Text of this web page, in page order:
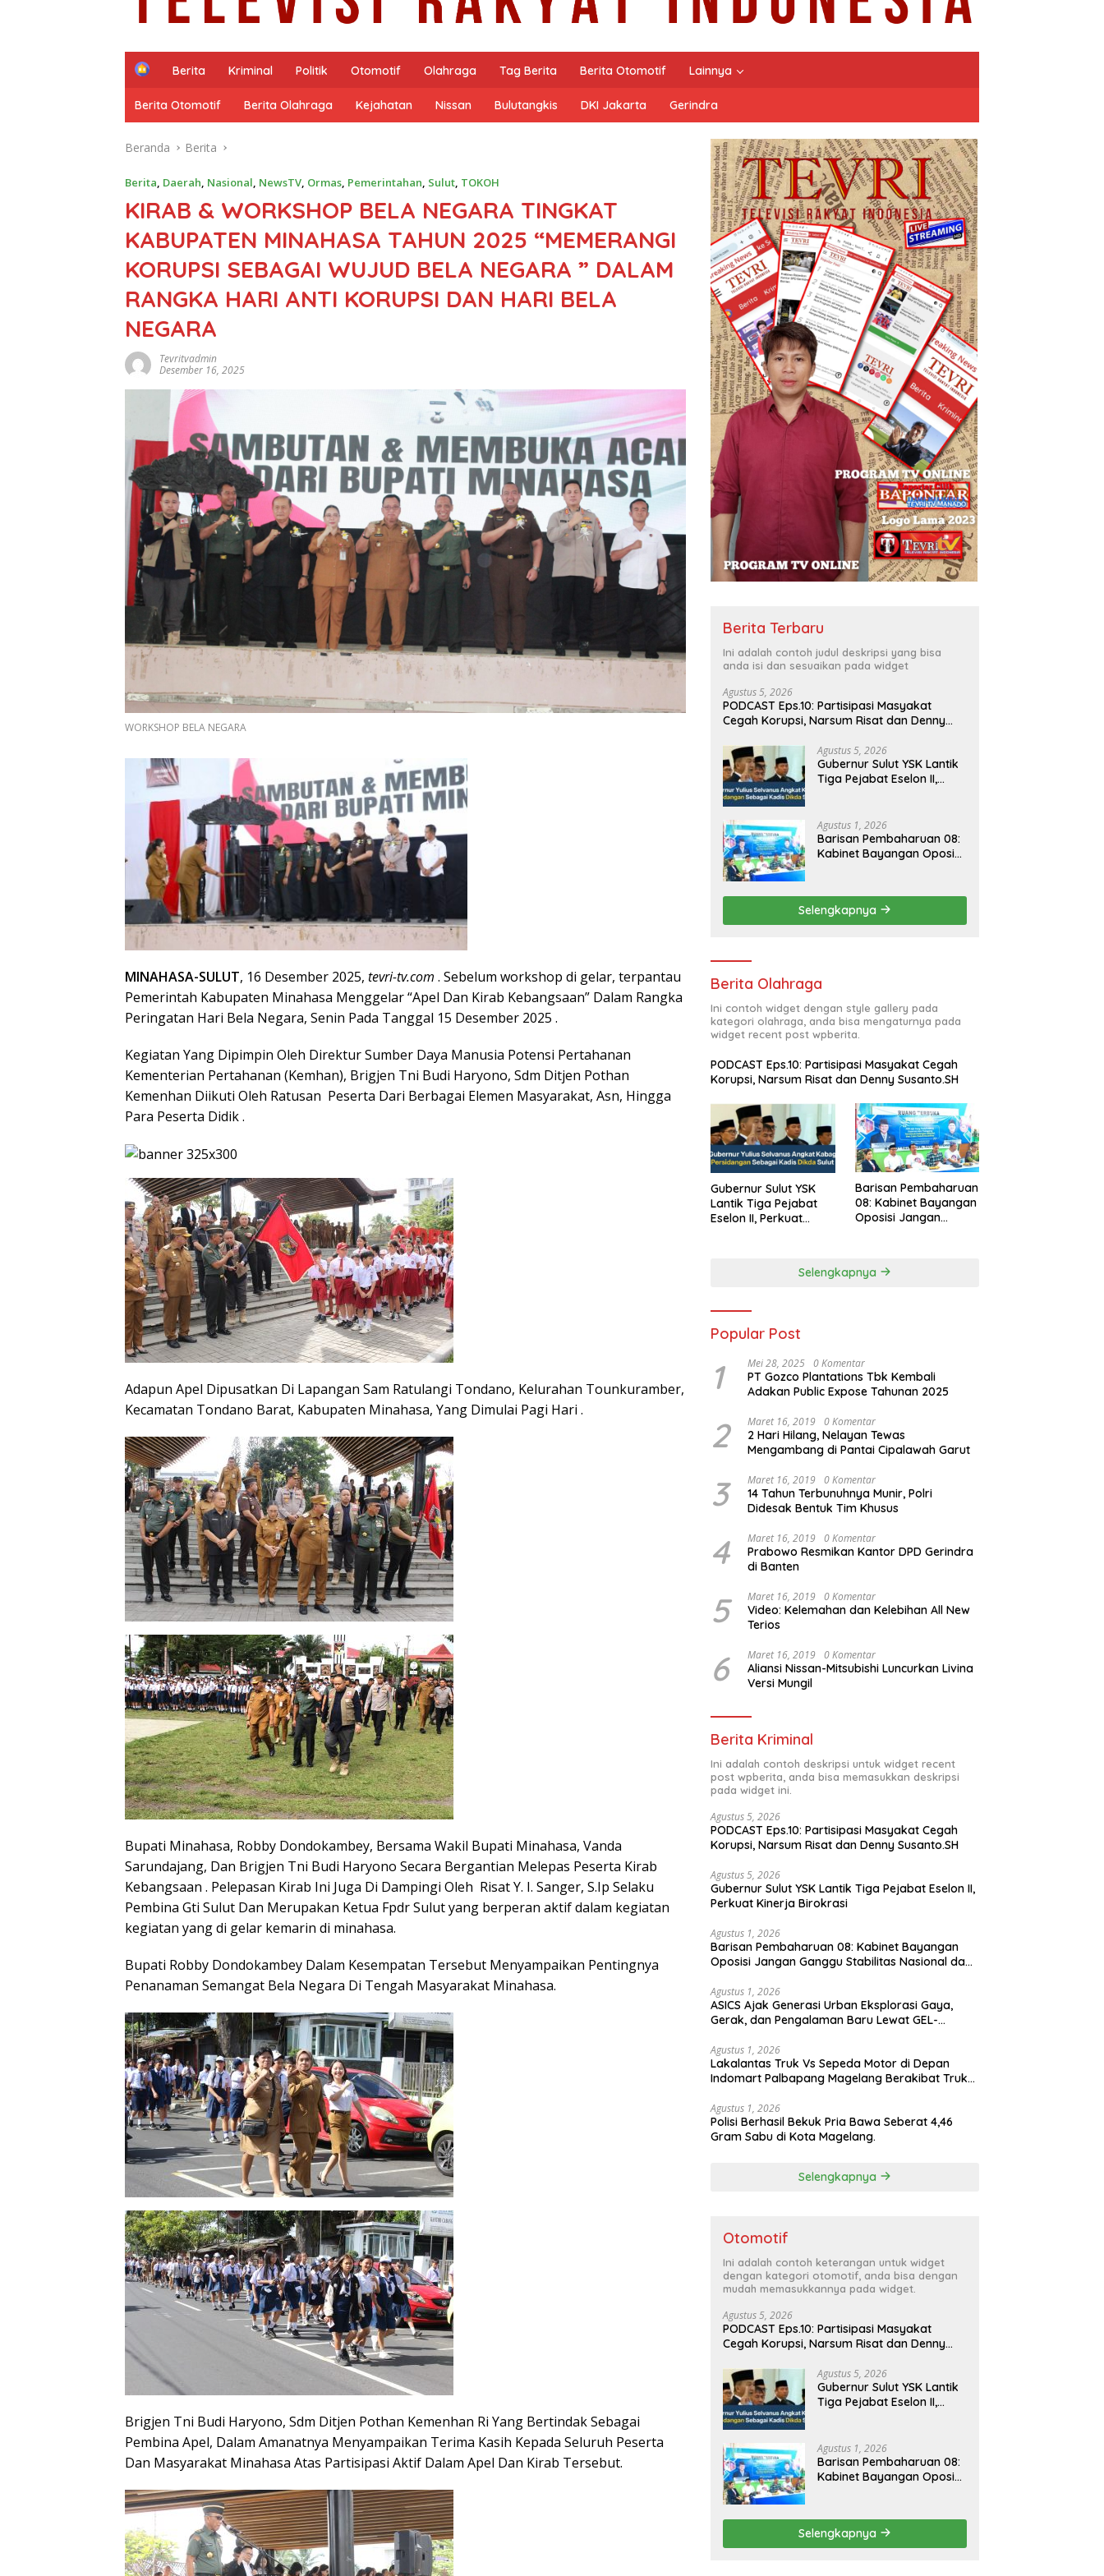
H
m
e
Berita Kriminal Politik Otomotif Olahraga Tag Berita Berita Otomotif Lainnya
Berita Otomotif Berita Olahraga Kejahatan Nissan Bulutangkis DKI Jakarta Gerindra
Beranda Berita
Berita, Daerah, Nasional, NewsTV, Ormas, Pemerintahan, Sulut, TOKOH
KIRAB & WORKSHOP BELA NEGARA TINGKAT
KABUPATEN MINAHASA TAHUN 2025 “MEMERANGI
KORUPSI SEBAGAI WUJUD BELA NEGARA ” DALAM
RANGKA HARI ANTI KORUPSI DAN HARI BELA
NEGARA
Tevritvadmin
Desember 16, 2025
WORKSHOP BELA NEGARA
MINAHASA-SULUT, 16 Desember 2025, tevri-tv.com . Sebelum workshop di gelar, terpantau
Pemerintah Kabupaten Minahasa Menggelar “Apel Dan Kirab Kebangsaan” Dalam Rangka
Peringatan Hari Bela Negara, Senin Pada Tanggal 15 Desember 2025 .
Kegiatan Yang Dipimpin Oleh Direktur Sumber Daya Manusia Potensi Pertahanan
Kementerian Pertahanan (Kemhan), Brigjen Tni Budi Haryono, Sdm Ditjen Pothan
Kemenhan Diikuti Oleh Ratusan Peserta Dari Berbagai Elemen Masyarakat, Asn, Hingga
Para Peserta Didik .
Adapun Apel Dipusatkan Di Lapangan Sam Ratulangi Tondano, Kelurahan Tounkuramber,
Kecamatan Tondano Barat, Kabupaten Minahasa, Yang Dimulai Pagi Hari .
Bupati Minahasa, Robby Dondokambey, Bersama Wakil Bupati Minahasa, Vanda
Sarundajang, Dan Brigjen Tni Budi Haryono Secara Bergantian Melepas Peserta Kirab
Kebangsaan . Pelepasan Kirab Ini Juga Di Dampingi Oleh Risat Y. I. Sanger, S.Ip Selaku
Pembina Gti Sulut Dan Merupakan Ketua Fpdr Sulut yang berperan aktif dalam kegiatan
kegiatan yang di gelar kemarin di minahasa.
Bupati Robby Dondokambey Dalam Kesempatan Tersebut Menyampaikan Pentingnya
Penanaman Semangat Bela Negara Di Tengah Masyarakat Minahasa.
Brigjen Tni Budi Haryono, Sdm Ditjen Pothan Kemenhan Ri Yang Bertindak Sebagai
Pembina Apel, Dalam Amanatnya Menyampaikan Terima Kasih Kepada Seluruh Peserta
Dan Masyarakat Minahasa Atas Partisipasi Aktif Dalam Apel Dan Kirab Tersebut.
Berita Terbaru
Ini adalah contoh judul deskripsi yang bisa
anda isi dan sesuaikan pada widget
Agustus 5, 2026
PODCAST Eps.10: Partisipasi Masyakat
Cegah Korupsi, Narsum Risat dan Denny
Agustus 5, 2026
Gubernur Sulut YSK Lantik
Tiga Pejabat Eselon II,
Agustus 1, 2026
Barisan Pembaharuan 08:
Kabinet Bayangan Oposisi
Asta Cita Prabowo-Gibran
Selengkapnya
Berita Olahraga
Ini contoh widget dengan style gallery pada
kategori olahraga, anda bisa mengaturnya pada
widget recent post wpberita.
PODCAST Eps.10: Partisipasi Masyakat Cegah
Korupsi, Narsum Risat dan Denny Susanto.SH
Gubernur Sulut YSK
Lantik Tiga Pejabat
Eselon II, Perkuat
Barisan Pembaharuan
08: Kabinet Bayangan
Oposisi Jangan
Prabowo-Gibran
Selengkapnya
Popular Post
1 Mei 28, 2025 0 Komentar
PT Gozco Plantations Tbk Kembali
Adakan Public Expose Tahunan 2025
2 Maret 16, 2019 0 Komentar
2 Hari Hilang, Nelayan Tewas
Mengambang di Pantai Cipalawah Garut
3 Maret 16, 2019 0 Komentar
14 Tahun Terbunuhnya Munir, Polri
Didesak Bentuk Tim Khusus
4 Maret 16, 2019 0 Komentar
Prabowo Resmikan Kantor DPD Gerindra
di Banten
5 Maret 16, 2019 0 Komentar
Video: Kelemahan dan Kelebihan All New
Terios
6 Maret 16, 2019 0 Komentar
Aliansi Nissan-Mitsubishi Luncurkan Livina
Versi Mungil
Berita Kriminal
Ini adalah contoh deskripsi untuk widget recent
post wpberita, anda bisa memasukkan deskripsi
pada widget ini.
Agustus 5, 2026
PODCAST Eps.10: Partisipasi Masyakat Cegah
Korupsi, Narsum Risat dan Denny Susanto.SH
Agustus 5, 2026
Gubernur Sulut YSK Lantik Tiga Pejabat Eselon II,
Perkuat Kinerja Birokrasi
Agustus 1, 2026
Barisan Pembaharuan 08: Kabinet Bayangan
Oposisi Jangan Ganggu Stabilitas Nasional dan
Agustus 1, 2026
ASICS Ajak Generasi Urban Eksplorasi Gaya,
Gerak, dan Pengalaman Baru Lewat GEL-
Agustus 1, 2026
Lakalantas Truk Vs Sepeda Motor di Depan
Indomart Palbapang Magelang Berakibat Truk
Agustus 1, 2026
Polisi Berhasil Bekuk Pria Bawa Seberat 4,46
Gram Sabu di Kota Magelang.
Selengkapnya
Otomotif
Ini adalah contoh keterangan untuk widget
dengan kategori otomotif, anda bisa dengan
mudah memasukkannya pada widget.
Agustus 5, 2026
PODCAST Eps.10: Partisipasi Masyakat
Cegah Korupsi, Narsum Risat dan Denny
Agustus 5, 2026
Gubernur Sulut YSK Lantik
Tiga Pejabat Eselon II,
Agustus 1, 2026
Barisan Pembaharuan 08:
Kabinet Bayangan Oposisi
Asta Cita Prabowo-Gibran
Selengkapnya